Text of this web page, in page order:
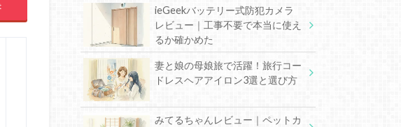
ieGeekバッテリー式防犯カメラ
レビュー｜工事不要で本当に使え
るか確かめた
妻と娘の母娘旅で活躍！旅行コー
ドレスヘアアイロン3選と選び方
みてるちゃんレビュー｜ペットカ